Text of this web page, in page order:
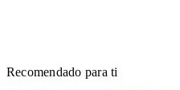
Recomendado para ti